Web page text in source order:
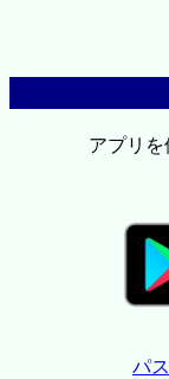
アプリ
パ